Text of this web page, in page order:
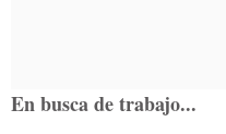
En busca de trabajo...